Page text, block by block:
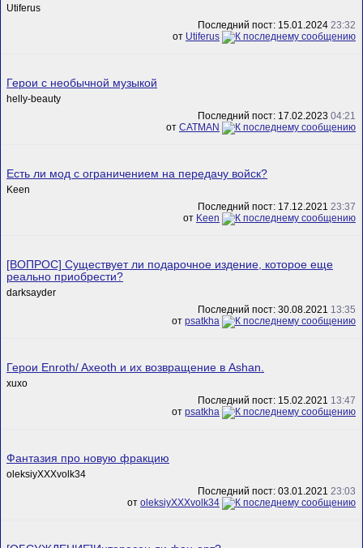
Utiferus
Последний пост: 15.01.2024 23:32
от Utiferus
Герои с необычной музыкой
helly-beauty
Последний пост: 17.02.2023 04:21
от CATMAN
Есть ли мод с ограничением на передачу войск?
Keen
Последний пост: 17.12.2021 23:37
от Keen
[ВОПРОС] Существует ли подарочное издение, которое еще
реально приобрести?
darksayder
Последний пост: 30.08.2021 13:35
от psatkha
Герои Enroth/ Axeoth и их возвращение в Ashan.
xuxo
Последний пост: 15.02.2021 13:47
от psatkha
Фантазия про новую фракцию
oleksiyXXXvolk34
Последний пост: 03.01.2021 23:03
от oleksiyXXXvolk34